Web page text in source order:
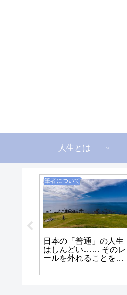
人生とは
筆者について
日本の「普通」の人生
はしんどい…… そのレ
ールを外れることを選